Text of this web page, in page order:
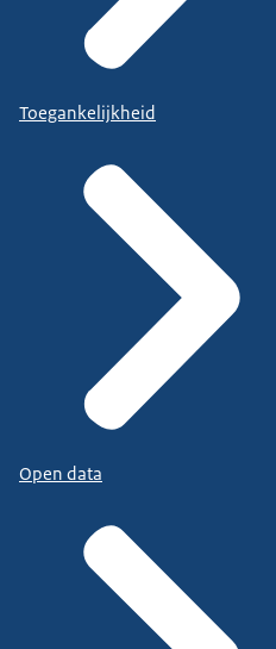
Toegankelijkheid
Open data